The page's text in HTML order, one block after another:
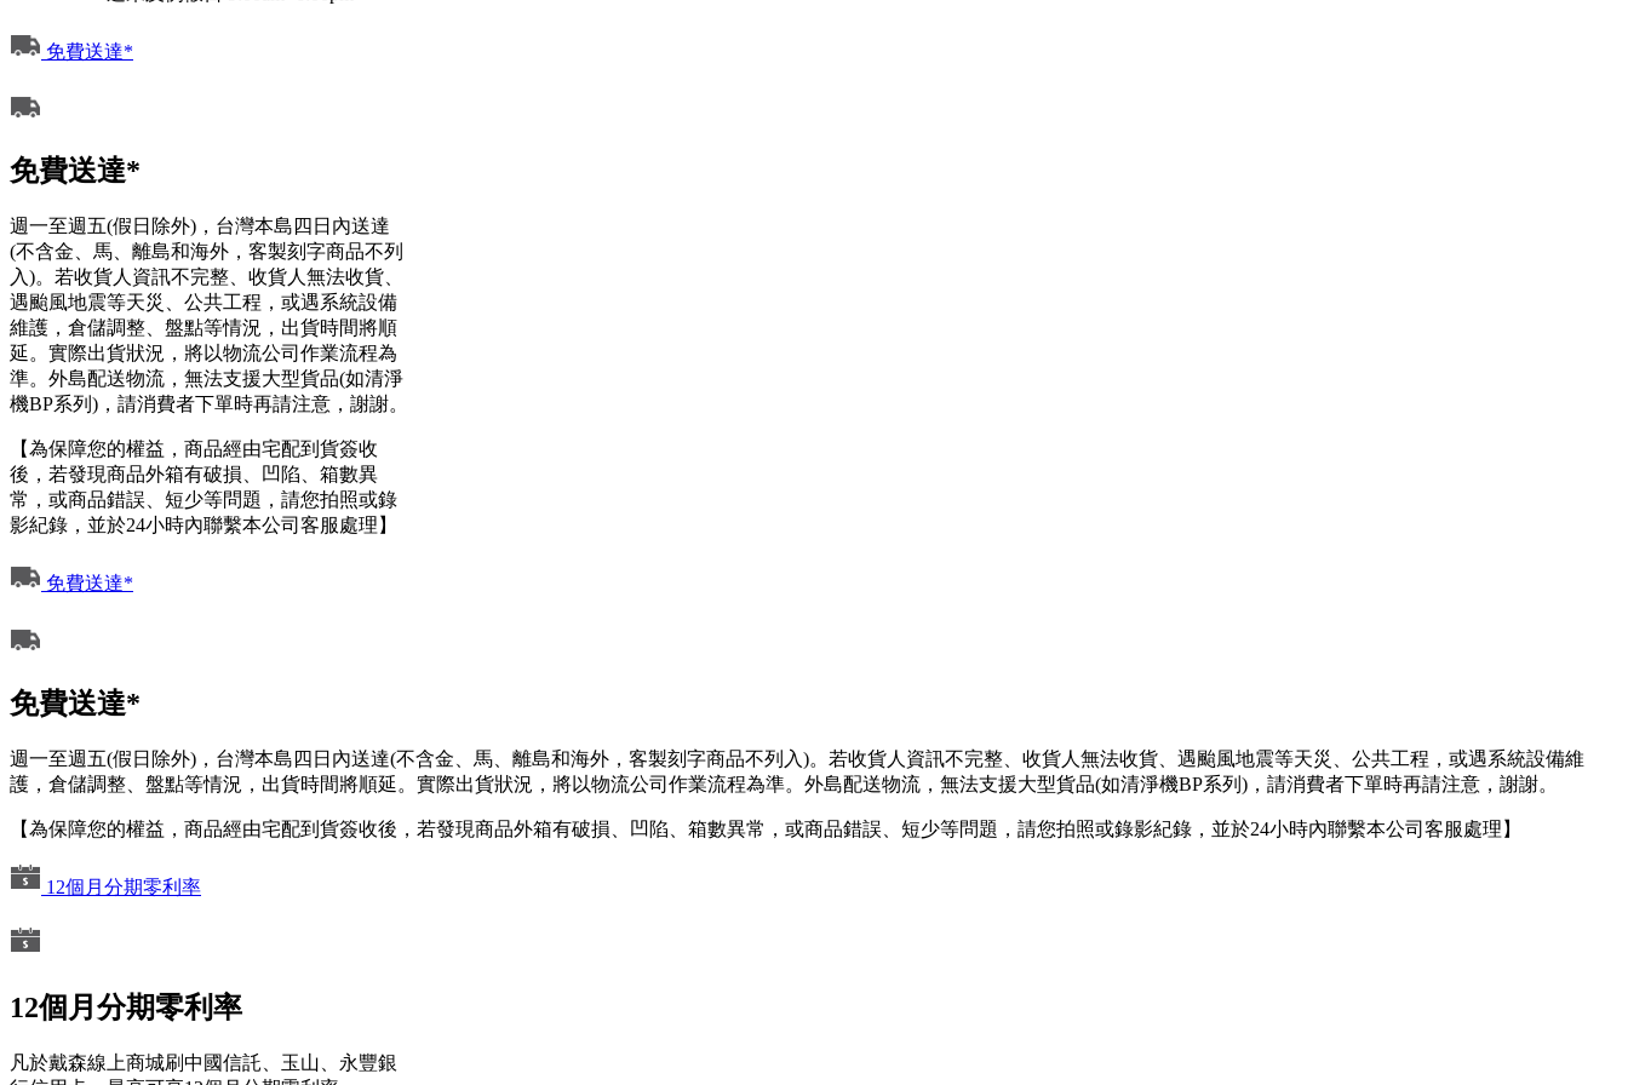
免費送達*
免費送達*
週一至週五(假日除外)，台灣本島四日內送達
(不含金、馬、離島和海外，客製刻字商品不列
入)。若收貨人資訊不完整、收貨人無法收貨、
遇颱風地震等天災、公共工程，或遇系統設備
維護，倉儲調整、盤點等情況，出貨時間將順
延。實際出貨狀況，將以物流公司作業流程為
準。外島配送物流，無法支援大型貨品(如清淨
機BP系列)，請消費者下單時再請注意，謝謝。
【為保障您的權益，商品經由宅配到貨簽收
後，若發現商品外箱有破損、凹陷、箱數異
常，或商品錯誤、短少等問題，請您拍照或錄
影紀錄，並於24小時內聯繫本公司客服處理】
免費送達*
免費送達*
週一至週五(假日除外)，台灣本島四日內送達(不含金、馬、離島和海外，客製刻字商品不列入)。若收貨人資訊不完整、收貨人無法收貨、遇颱風地震等天災、公共工程，或遇系統設備維
護，倉儲調整、盤點等情況，出貨時間將順延。實際出貨狀況，將以物流公司作業流程為準。外島配送物流，無法支援大型貨品(如清淨機BP系列)，請消費者下單時再請注意，謝謝。
【為保障您的權益，商品經由宅配到貨簽收後，若發現商品外箱有破損、凹陷、箱數異常，或商品錯誤、短少等問題，請您拍照或錄影紀錄，並於24小時內聯繫本公司客服處理】
12個月分期零利率
12個月分期零利率
凡於戴森線上商城刷中國信託、玉山、永豐銀